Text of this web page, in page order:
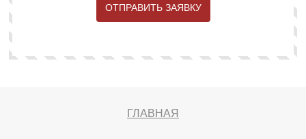
ОТПРАВИТЬ ЗАЯВКУ
ГЛАВНАЯ